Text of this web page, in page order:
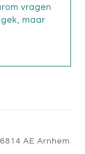
vragen
maar
6814 AE Arnhem